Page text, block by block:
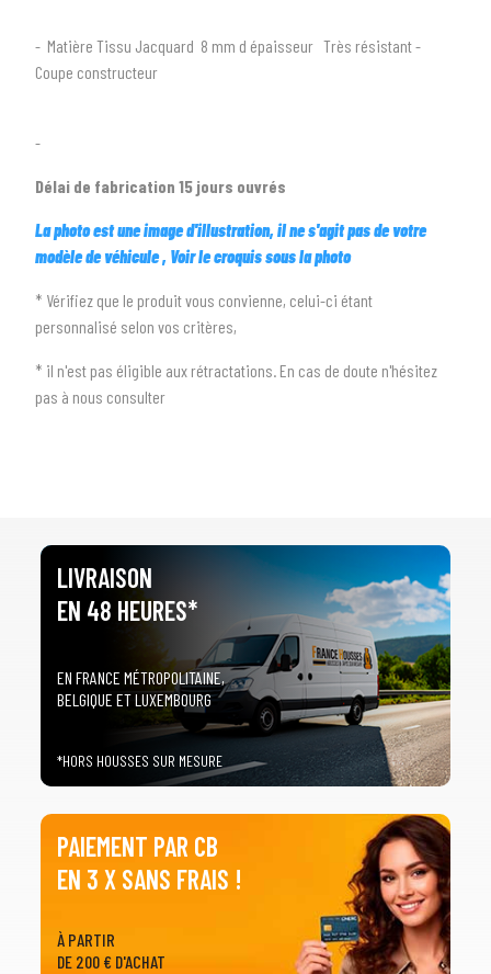
Toutes les marques
- Matière Tissu Jacquard 8 mm d épaisseur Très résistant -
Coupe constructeur
-
Délai de fabrication 15 jours ouvrés
La photo est une image d'illustration, il ne s'agit pas de votre
modèle de véhicule, Voir le croquis sous la photo
* Vérifiez que le produit vous convienne, celui-ci étant
personnalisé selon vos critères,
* il n'est pas éligible aux rétractations. En cas de doute n'hésitez
pas à nous consulter
LIVRAISON
EN 48 HEURES*
EN FRANCE MÉTROPOLITAINE,
BELGIQUE ET LUXEMBOURG
*HORS HOUSSES SUR MESURE
PAIEMENT PAR CB
EN 3 X SANS FRAIS !
À PARTIR
DE 200 € D'ACHAT